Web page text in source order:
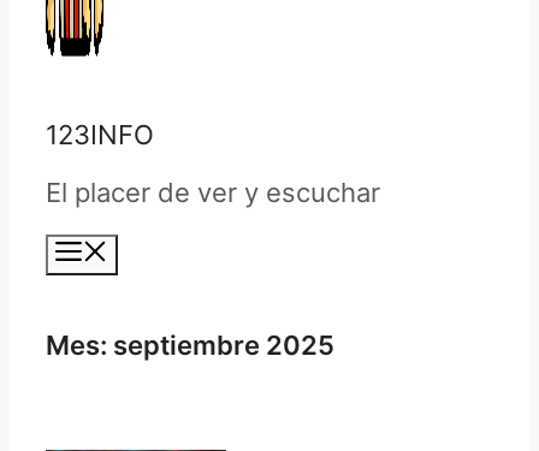
123INFO
El placer de ver y escuchar
Mes: septiembre 2025